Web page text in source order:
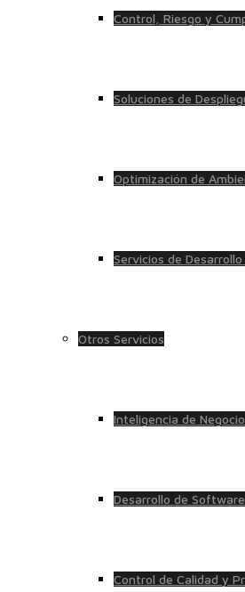
Control, Riesgo y
Soluciones de
Optimización de
Servicios de
Otros Servicios
Inteligencia de
Desarrollo de
Control de Calidad y